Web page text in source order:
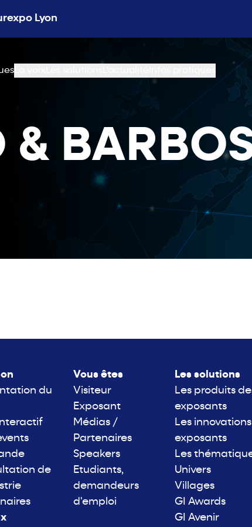
Lyon
&
du
de
Vous êtes
Visiteur
Exposant
Médias /
Partenaires
Speakers
Etudiants,
demandeurs
d'emploi
Les solutions
Les produits
exposants
Les
exposants
Les
Univers
Villages
GI Awards
GI Avenir